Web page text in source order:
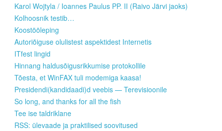
Karol Wojtyla / Ioannes Paulus PP. II (Raivo Järvi jaoks)
Kolhoosnik testib…
Koostööleping
Autoriõiguse olulistest aspektidest Internetis
ITfest lingid
Hinnang haldusõigusrikkumise protokollile
Tõesta, et WinFAX tuli modemiga kaasa!
Presidendi(kandidaadi)d veebis — Terevisioonile
So long, and thanks for all the fish
Tee ise taldriklane
RSS: ülevaade ja praktilised soovitused